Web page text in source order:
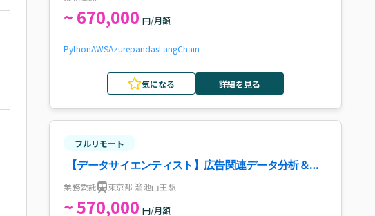
~ 670,000 円/月額
PythonAWSAzurepandasLangChain
気になる 詳細を見る
フルリモート
【データサイエンティスト】広告関連データ分析＆サ
ービス企画支援案件・求人
業務委託 東京都 溜池山王駅
~ 570,000 円/月額